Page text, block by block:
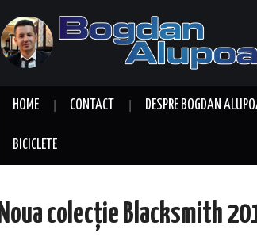
HOME CONTACT DESPRE BOGDAN
BICICLETE
Noua colecție Blacksmith